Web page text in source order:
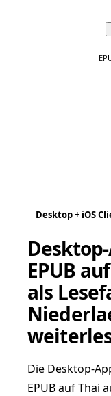
Desktop + iOS
EPUB
als
Die Desktop-
EPUB auf Thai